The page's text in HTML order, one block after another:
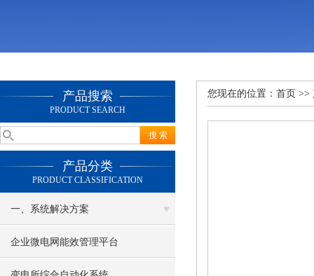
产品搜索
PRODUCT SEARCH
产品分类
PRODUCT CLASSIFICATION
一、系统解决方案
企业微电网能效管理平台
您现在的位置： 首页 >>